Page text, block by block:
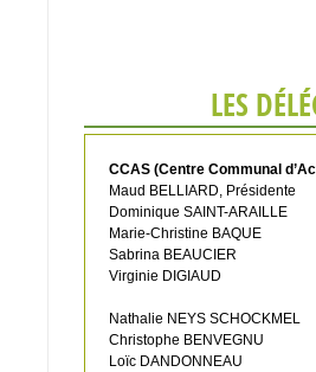
LES
CCAS (Centre Communal
Maud BELLIARD, Présidente
Dominique SAINT-ARAILLE
Marie-Christine BAQUE
Sabrina BEAUCIER
Virginie DIGIAUD
Nathalie NEYS SCHOCKMEL
Christophe BENVEGNU
Loïc DANDONNEAU